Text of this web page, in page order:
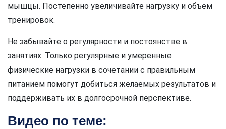
мышцы. Постепенно увеличивайте нагрузку и объем
тренировок.
Не забывайте о регулярности и постоянстве в
занятиях. Только регулярные и умеренные
физические нагрузки в сочетании с правильным
питанием помогут добиться желаемых результатов и
поддерживать их в долгосрочной перспективе.
Видео по теме: